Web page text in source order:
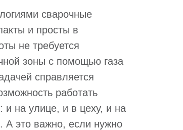
сварочные
и просты в
не требуется
зоны с помощью газа
справляется
работать
и на улице, и в цеху, и на
А это важно, если нужно